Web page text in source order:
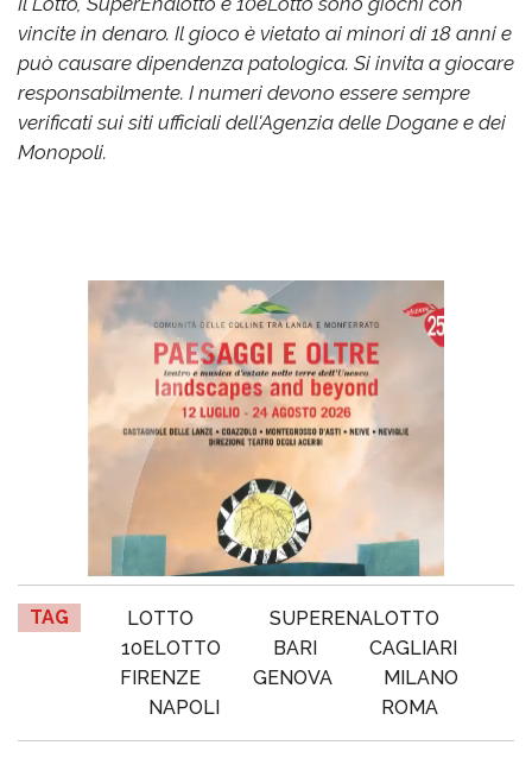
vincite in denaro. Il gioco è vietato ai minori di 18 anni e
può causare dipendenza patologica. Si invita a giocare
responsabilmente. I numeri devono essere sempre
verificati sui siti ufficiali dell'Agenzia delle Dogane e dei
Monopoli.
TAG LOTTO
SUPERENALOTTO
10ELOTTO
BARI
CAGLIARI
FIRENZE
GENOVA
MILANO
NAPOLI
ROMA